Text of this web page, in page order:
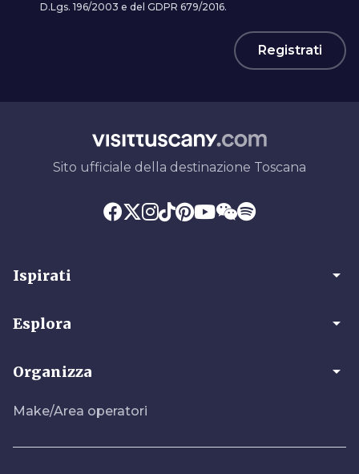
D.Lgs. 196/2003 e del GDPR 679/2016.
Registrati
Sito ufficiale della destinazione Toscana
Ispirati arrow_drop_down
Esplora arrow_drop_down
Organizza arrow_drop_down
Make/Area operatori